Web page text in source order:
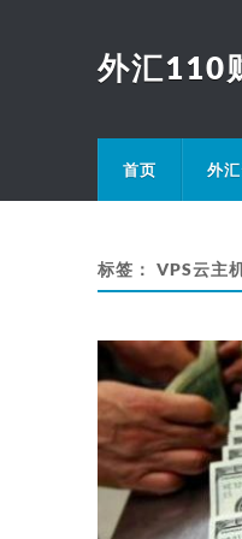
外汇110
首页 外
标签： VPS云主